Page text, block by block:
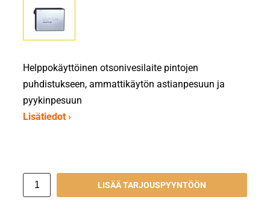
Helppokäyttöinen otsonivesilaite pintojen
puhdistukseen, ammattikäytön astianpesuun ja
pyykinpesuun
Lisätiedot ›
LISÄÄ TARJOUSPYYNTÖÖN